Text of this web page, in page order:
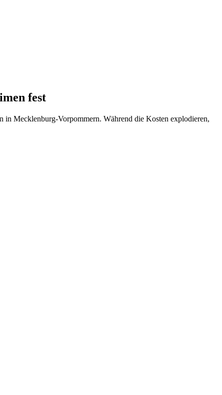
fest
in Mecklenburg-Vorpommern. Während die Kosten explodieren,